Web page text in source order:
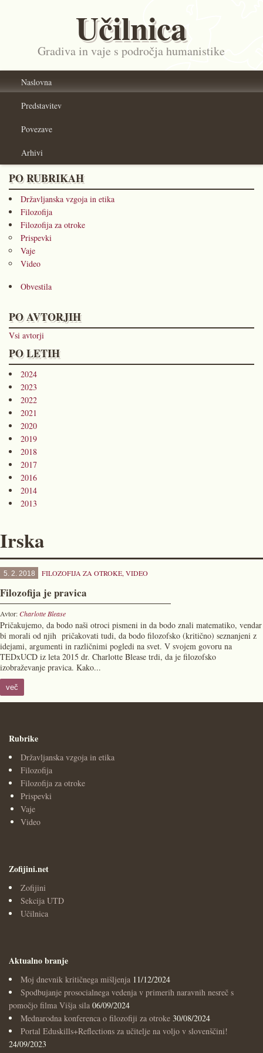
Učilnica
Gradiva in vaje s področja humanistike
Naslovna
Predstavitev
Povezave
Arhivi
PO RUBRIKAH
Državljanska vzgoja in etika
Filozofija
Filozofija za otroke
Prispevki
Vaje
Video
Obvestila
PO AVTORJIH
Vsi avtorji
PO LETIH
2024
2023
2022
2021
2020
2019
2018
2017
2016
2014
2013
Irska
5. 2. 2018 FILOZOFIJA ZA OTROKE, VIDEO
Filozofija je pravica
Avtor:Charlotte Blease
Pričakujemo, da bodo naši otroci pismeni in da bodo znali matematiko, vendar
bi morali od njih pričakovati tudi, da bodo filozofsko (kritično) seznanjeni z
idejami, argumenti in različnimi pogledi na svet. V svojem govoru na
TEDxUCD iz leta 2015 dr. Charlotte Blease trdi, da je filozofsko
izobraževanje pravica. Kako...
več
Rubrike
Državljanska vzgoja in etika
Filozofija
Filozofija za otroke
Prispevki
Vaje
Video
Zofijini.net
Zofijini
Sekcija UTD
Učilnica
Aktualno branje
Moj dnevnik kritičnega mišljenja 11/12/2024
Spodbujanje prosocialnega vedenja v primerih naravnih nesreč s
pomočjo filma Višja sila 06/09/2024
Mednarodna konferenca o filozofiji za otroke 30/08/2024
Portal Eduskills+Reflections za učitelje na voljo v slovenščini!
24/09/2023